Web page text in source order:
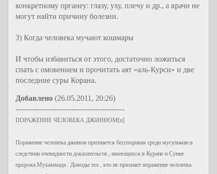
конкретному органеу: глазу, уху, плечу и др., а врачи не
могут найти причину болезни.
3) Когда человека мучают кошмары
И чтобы избавиться от этого, достаточно ложиться
спать с омовением и прочитать аят «аль-Курси» и две
последние суры Корана.
Добавлено (26.05.2011, 20:26)
---------------------------------------------
ПОРАЖЕНИЕ ЧЕЛОВЕКА ДЖИННОМ[u]
Поражение человека джином признается бесспорным среди мусульман в
следствии очевидности доказательств , имеющихся в Куране и Сунне
пророка Мухаммада . Доводы тех , кто не признает поражение человека